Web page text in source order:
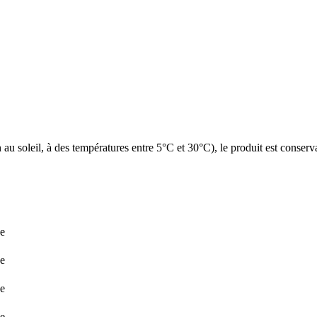
soleil, à des températures entre 5°C et 30°C), le produit est